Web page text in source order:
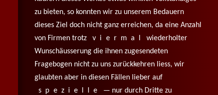
zu bieten, so konnten wir zu unserem Bedauern
dieses Ziel doch nicht ganz erreichen, da eine Anzahl
von Firmen trotzviermal
wiederholter
Wunschäusserung die ihnen zugesendeten
Fragebogen nicht zu uns zurückkehren liess, wir
glaubten aber in diesen Fällen lieber auf
spezielle
— nur durch Dritte zu